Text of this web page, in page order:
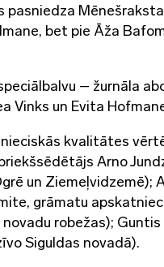
Mēnešraksta
bet pie Āža
– žurnāla
Vinks un Evita
kvalitātes
Arno
un Ziemeļvidzemē);
grāmatu
robežas);
Siguldas novadā).